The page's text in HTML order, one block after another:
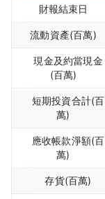
財報結束日
流動資產(百萬)
現金及約當現金
(百萬)
短期投資合計(百
萬)
應收帳款淨額(百
萬)
存貨(百萬)